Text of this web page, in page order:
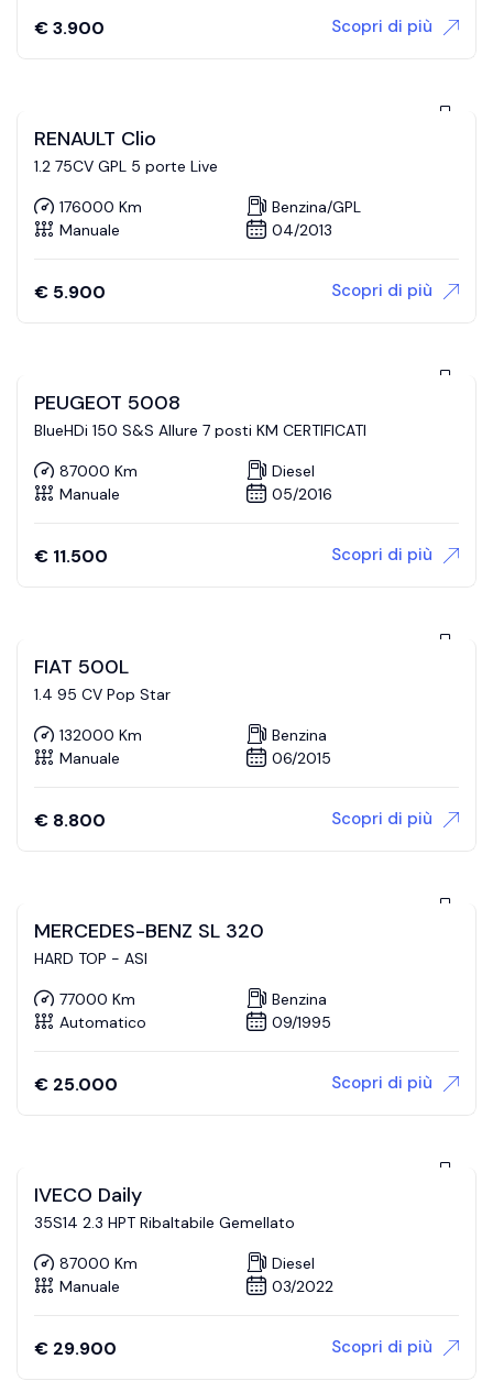
€3.900 Scopri di più
RENAULT Clio
1.2 75CV GPL 5 porte Live
176000 Km
Benzina/GPL
Manuale
04/2013
€ 5.900 Scopri di più
PEUGEOT 5008
BlueHDi 150 S&S Allure 7 posti KM CERTIFICATI
87000 Km
Diesel
Manuale
05/2016
€ 11.500 Scopri di più
FIAT 500L
1.4 95 CV Pop Star
132000 Km
Benzina
Manuale
06/2015
€ 8.800 Scopri di più
MERCEDES-BENZ SL 320
HARD TOP - ASI
77000 Km
Benzina
Automatico
09/1995
€ 25.000 Scopri di più
IVECO Daily
35S14 2.3 HPT Ribaltabile Gemellato
87000 Km
Diesel
Manuale
03/2022
€ 29.900 Scopri di più